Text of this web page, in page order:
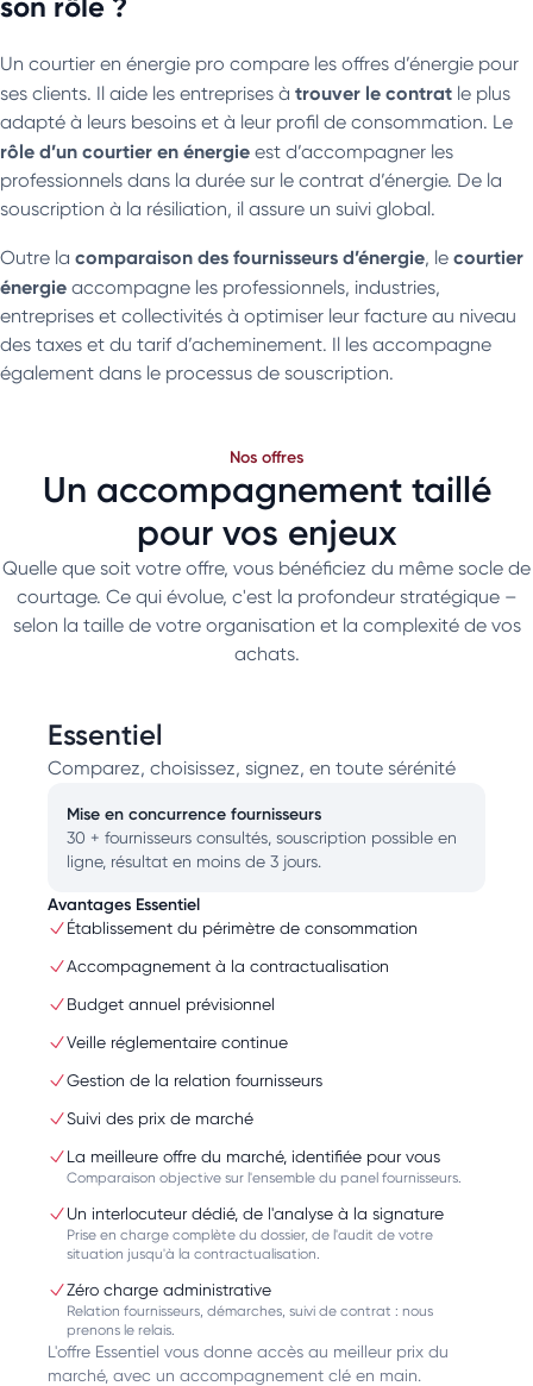
Un courtier en énergie pro compare les offres d’énergie pour
ses clients. Il aide les entreprises à trouver le contrat le plus
adapté à leurs besoins et à leur profil de consommation. Le
rôle d’un courtier en énergie est d’accompagner les
professionnels dans la durée sur le contrat d’énergie. De la
souscription à la résiliation, il assure un suivi global.
Outre la comparaison des fournisseurs d’énergie, le courtier
énergie accompagne les professionnels, industries,
entreprises et collectivités à optimiser leur facture au niveau
des taxes et du tarif d’acheminement. Il les accompagne
également dans le processus de souscription.
Nos offres
Un accompagnement taillé
pour vos enjeux
Quelle que soit votre offre, vous bénéficiez du même socle de
courtage. Ce qui évolue, c'est la profondeur stratégique –
selon la taille de votre organisation et la complexité de vos
achats.
Essentiel
Comparez, choisissez, signez, en toute sérénité
Mise en concurrence fournisseurs
30 + fournisseurs consultés, souscription possible en
ligne, résultat en moins de 3 jours.
Avantages Essentiel
Établissement du périmètre de consommation
Accompagnement à la contractualisation
Budget annuel prévisionnel
Veille réglementaire continue
Gestion de la relation fournisseurs
Suivi des prix de marché
La meilleure offre du marché, identifiée pour vous
Comparaison objective sur l'ensemble du panel fournisseurs.
Un interlocuteur dédié, de l'analyse à la signature
Prise en charge complète du dossier, de l'audit de votre
situation jusqu'à la contractualisation.
Zéro charge administrative
Relation fournisseurs, démarches, suivi de contrat : nous
prenons le relais.
L'offre Essentiel vous donne accès au meilleur prix du
marché, avec un accompagnement clé en main.